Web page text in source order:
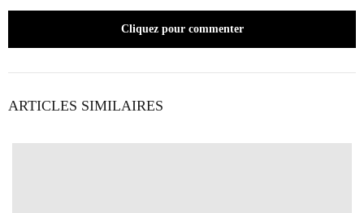
Cliquez pour commenter
ARTICLES SIMILAIRES